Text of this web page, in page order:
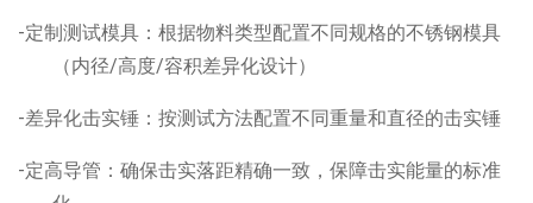
-定制测试模具：根据物料类型配置不同规格的不锈钢模具
（内径/高度/容积差异化设计）
-差异化击实锤：按测试方法配置不同重量和直径的击实锤
-定高导管：确保击实落距精确一致，保障击实能量的标准